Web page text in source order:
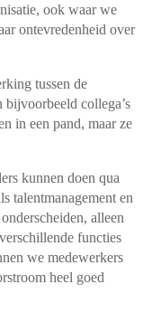
ook waar we
ontevredenheid over
tussen de
collega’s
in een pand, maar ze
kunnen doen qua
talentmanagement en
alleen
functies
we medewerkers
heel goed